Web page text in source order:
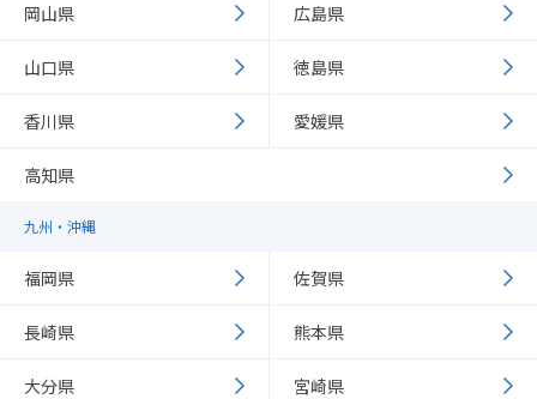
岡山県 広島県
山口県 徳島県
香川県 愛媛県
高知県
九州・沖縄
福岡県 佐賀県
長崎県 熊本県
大分県 宮崎県